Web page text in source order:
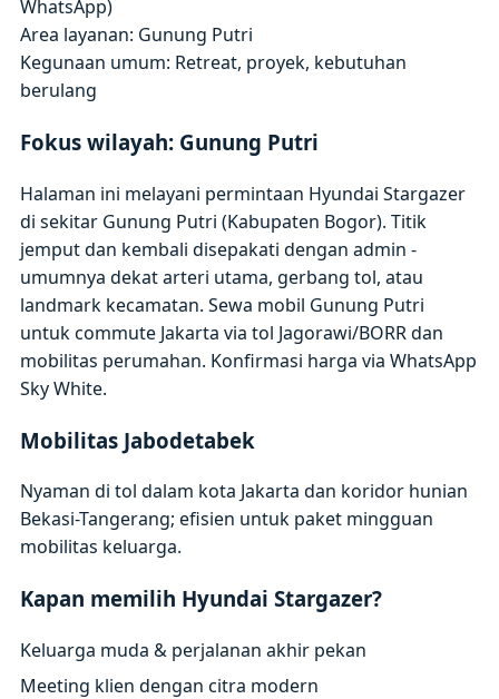
WhatsApp)
Area layanan: Gunung Putri
Kegunaan umum: Retreat, proyek, kebutuhan
berulang
Fokus wilayah: Gunung Putri
Halaman ini melayani permintaan Hyundai Stargazer
di sekitar Gunung Putri (Kabupaten Bogor). Titik
jemput dan kembali disepakati dengan admin -
umumnya dekat arteri utama, gerbang tol, atau
landmark kecamatan. Sewa mobil Gunung Putri
untuk commute Jakarta via tol Jagorawi/BORR dan
mobilitas perumahan. Konfirmasi harga via WhatsApp
Sky White.
Mobilitas Jabodetabek
Nyaman di tol dalam kota Jakarta dan koridor hunian
Bekasi-Tangerang; efisien untuk paket mingguan
mobilitas keluarga.
Kapan memilih Hyundai Stargazer?
Keluarga muda & perjalanan akhir pekan
Meeting klien dengan citra modern